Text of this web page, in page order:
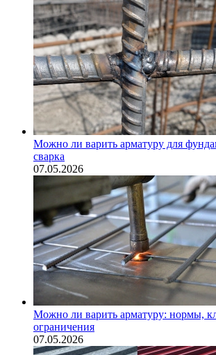
Можно ли варить арматуру для
сварка
07.05.2026
Можно ли варить арматуру: нормы,
ограничения
07.05.2026